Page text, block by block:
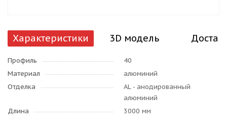
Характеристики 3D модель
Профиль
40
Материал
алюминий
Отделка
AL - анодированный
алюминий
Длина
3000 мм